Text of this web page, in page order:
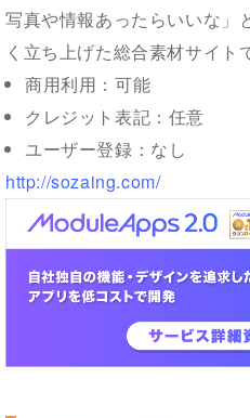
写真や情報あったらいいな」
く立ち上げた総合素材サイト
商用利用：可能
クレジット表記：任意
ユーザー登録：なし
http://sozaing.com/